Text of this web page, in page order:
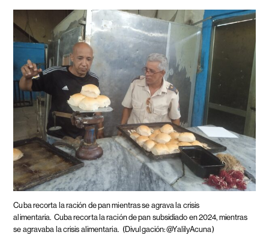
Cuba recorta la ración de pan mientras se agrava la crisis
alimentaria. Cuba recorta la ración de pan subsidiado en 2024, mientras
se agravaba la crisis alimentaria. (Divulgación: @YalilyAcuna)